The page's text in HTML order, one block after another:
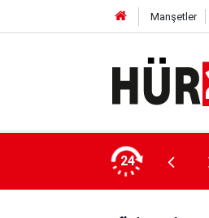
Manşetler
24
en yüksek altın